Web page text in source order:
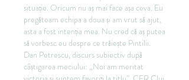
situație. Oricum nu aș mai face așa ceva. Eu
pregăteam echipa a doua și am vrut să ajut,
asta a fost intenția mea. Nu cred că aș putea
să vorbesc eu despre ce trăiește Pintilii.
Dan Petrescu, discurs subiectiv după
câștigarea meciului: „Noi am meritat